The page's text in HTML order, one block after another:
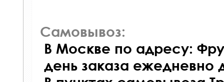
Самовывоз:
В Москве по адресу:
день заказа ежедневно